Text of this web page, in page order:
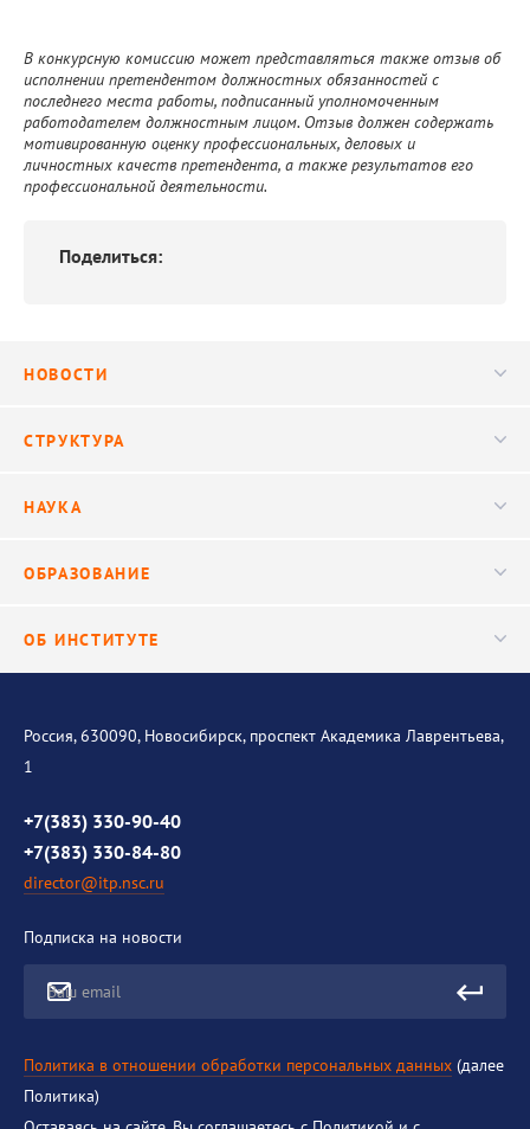
В конкурсную комиссию может представляться также отзыв об
исполнении претендентом должностных обязанностей с
последнего места работы, подписанный уполномоченным
работодателем должностным лицом. Отзыв должен содержать
мотивированную оценку профессиональных, деловых и
личностных качеств претендента, а также результатов его
профессиональной деятельности.
Поделиться:
НОВОСТИ
Видео
СТРУКТУРА
Научные подразделения
НАУКА
Исследования
ОБРАЗОВАНИЕ
ОБ ИНСТИТУТЕ
История института
Контакты
Противодействие коррупции
Россия, 630090, Новосибирск, проспект Академика Лаврентьева,
1
+7(383) 330-90-40
+7(383) 330-84-80
director@itp.nsc.ru
Подписка на новости
Ваш email
Политика в отношении обработки персональных данных (далее
Политика)